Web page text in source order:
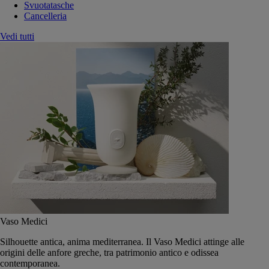
Svuotatasche
Cancelleria
Vedi tutti
Vaso Medici
Silhouette antica, anima mediterranea. Il Vaso Medici attinge alle
origini delle anfore greche, tra patrimonio antico e odissea
contemporanea.